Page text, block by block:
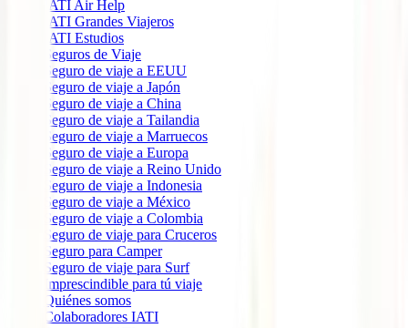
IATI Air Help
IATI Grandes Viajeros
IATI Estudios
Seguros de Viaje
Seguro de viaje a EEUU
Seguro de viaje a Japón
Seguro de viaje a China
Seguro de viaje a Tailandia
Seguro de viaje a Marruecos
Seguro de viaje a Europa
Seguro de viaje a Reino Unido
Seguro de viaje a Indonesia
Seguro de viaje a México
Seguro de viaje a Colombia
Seguro de viaje para Cruceros
Seguro para Camper
Seguro de viaje para Surf
Imprescindible para tú viaje
Quiénes somos
Colaboradores IATI